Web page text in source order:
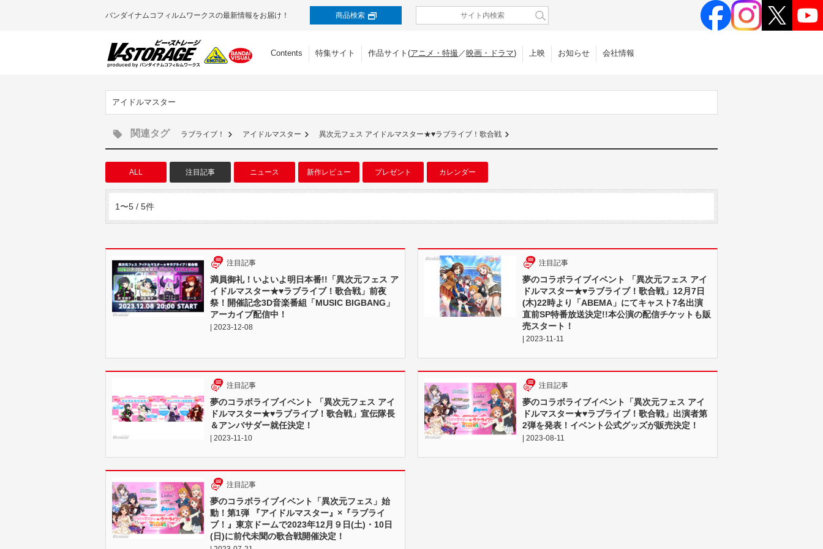
バンダイナムコフィルムワークスの最新情報をお届け！ 商品検索
Contents 特集サイト 作品サイト(アニメ・特撮／映画・ドラマ) 上映 お知らせ 会社情報
アイドルマスター
関連タグ ラブライブ！ アイドルマスター 異次元フェス アイドルマスター★♥ラブライブ！歌合戦
ALL 注目記事 ニュース 新作レビュー プレゼント カレンダー
1〜5 / 5件
注目記事
満員御礼！いよいよ明日本番!!「異次元フェス ア
イドルマスター★♥ラブライブ！歌合戦」前夜
祭！開催記念3D音楽番組「MUSIC BIGBANG」
アーカイブ配信中！
| 2023-12-08
注目記事
夢のコラボライブイベント 「異次元フェス アイ
ドルマスター★♥ラブライブ！歌合戦」12月7日
(木)22時より「ABEMA」にてキャスト7名出演
直前SP特番放送決定!!本公演の配信チケットも販
売スタート！
| 2023-11-11
注目記事
夢のコラボライブイベント 「異次元フェス アイ
ドルマスター★♥ラブライブ！歌合戦」宣伝隊長
＆アンバサダー就任決定！
| 2023-11-10
注目記事
夢のコラボライブイベント「異次元フェス アイ
ドルマスター★♥ラブライブ！歌合戦」出演者第
2弾を発表！イベント公式グッズが販売決定！
| 2023-08-11
注目記事
夢のコラボライブイベント「異次元フェス」始
動！第1弾 『アイドルマスター』×『ラブライ
ブ！』東京ドームで2023年12月９日(土)・10日
(日)に前代未聞の歌合戦開催決定！